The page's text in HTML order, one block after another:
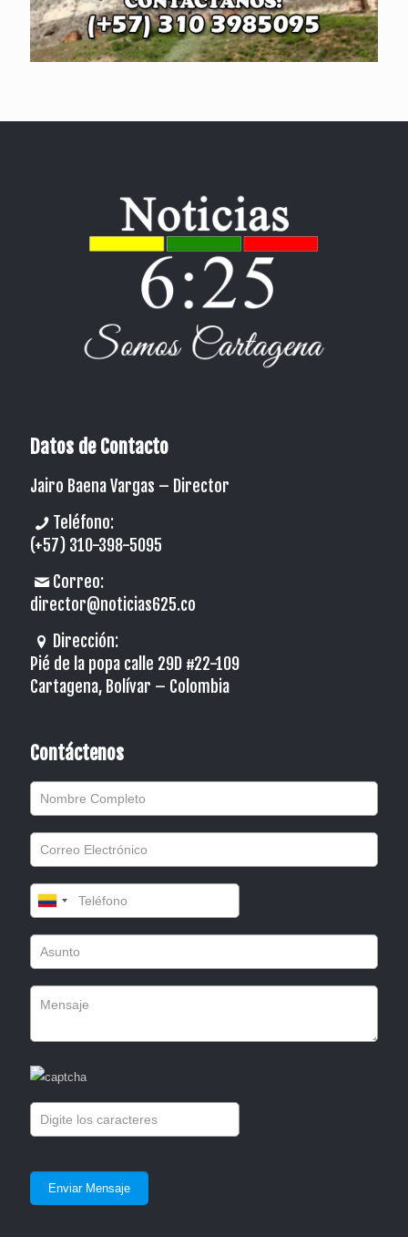
Datos de Contacto
Jairo Baena Vargas – Director
Teléfono:
(+57) 310-398-5095
Correo:
director@noticias625.co
Dirección:
Pié de la popa calle 29D #22-109
Cartagena, Bolívar – Colombia
Contáctenos